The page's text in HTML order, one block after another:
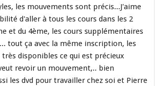
les mouvements sont précis...J'aime
d'aller à tous les cours dans les 2
et du 4ème, les cours supplémentaires
tout ça avec la même inscription, les
disponibles ce qui est précieux
revoir un mouvement,.. bien
les dvd pour travailler chez soi et Pierre